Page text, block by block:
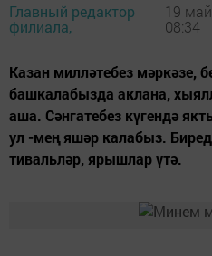
Главный редактор
филиала,
19
08:34
Ка­зан мил­лә­те­без мәр­кә­зе,
баш­ка­ла­быз­да ак­ла­на,
аша. Сән­га­те­без кү­ген­дә
ул -ме­ң я­шәр ка­ла­быз.
ти­валь­ләр, ярыш­лар үтә.